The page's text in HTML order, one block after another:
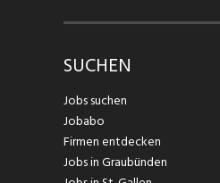
SUCHEN
Jobs suchen
Jobabo
Firmen entdecken
Jobs in Graubünden